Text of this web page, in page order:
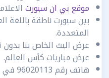
موقع بي ان سبورت
بين سبورت ناطقة باللغة
المتعددة.
عرض البث الخاص بنا
عرض مباريات كأس العالم.
هاتف رقم 96020113 في الكويت.